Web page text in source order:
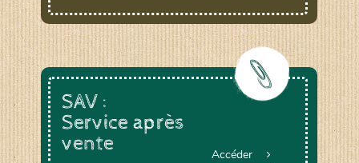
Un ATELIER PRATIQUE ET THEORIQUE
autour du jardinage, biodynamie, la graine…
La RANDONNEE PEDESTRE pour profiter des
chemins bucoliques des environs
Et d’autres activités diverses : cuisine,
vannerie, inventaires sur notre domaine avec
un expert de la LPO, géobiologie…
SAV :
Service après
vente
Accéder